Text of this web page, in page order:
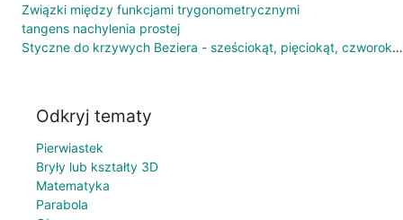
Związki między funkcjami trygonometrycznymi
tangens nachylenia prostej
Styczne do krzywych Beziera - sześciokąt, pięciokąt, czworokąt
Odkryj tematy
Pierwiastek
Bryły lub kształty 3D
Matematyka
Parabola